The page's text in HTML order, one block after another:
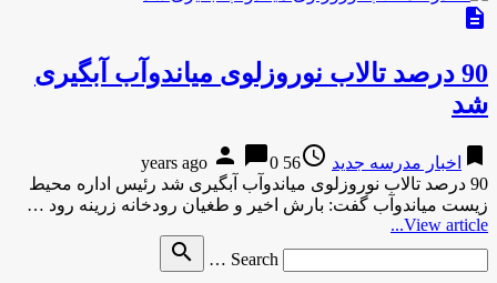
description
90 درصد تالاب نوروزلوی میاندوآب آبگیری
شد
bookmark اخبار مدرسه جدید access_time
56 years ago
person chat_bubble0
90 درصد تالاب نوروزلوی میاندوآب آبگیری شد رئیس اداره محیط
زیست میاندوآب گفت: بارش اخیر و طغیان رودخانه زرینه رود …
View article...
Search …
search